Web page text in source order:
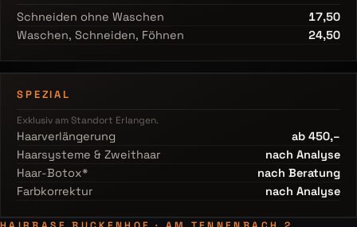
Schneiden ohne Waschen
17,50
Waschen, Schneiden, Föhnen
24,50
SPEZIAL
Exklusiv am Standort Erlangen.
Haarverlängerung
ab 450,–
Haarsysteme & Zweithaar
nach Analyse
Haar-Botox*
nach Beratung
Farbkorrektur
nach Analyse